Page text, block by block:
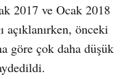
2017 ve Ocak 2018
açıklanırken, önceki
göre çok daha düşük